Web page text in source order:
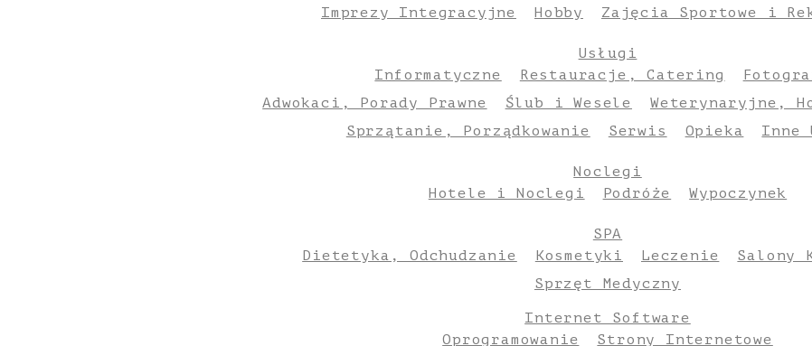
Imprezy Integracyjne
Hobby Zajęcia Sportowe i
Usługi
Informatyczne
Restauracje, Catering
Adwokaci, Porady Prawne
Ślub i Wesele
Weterynaryjne,
Sprzątanie, Porządkowanie
Serwis Opieka Inne
Noclegi
Hotele i Noclegi
Podróże Wypoczynek
SPA
Dietetyka, Odchudzanie
Kosmetyki Leczenie
Salony
Sprzęt Medyczny
Internet Software
Oprogramowanie
Strony Internetowe